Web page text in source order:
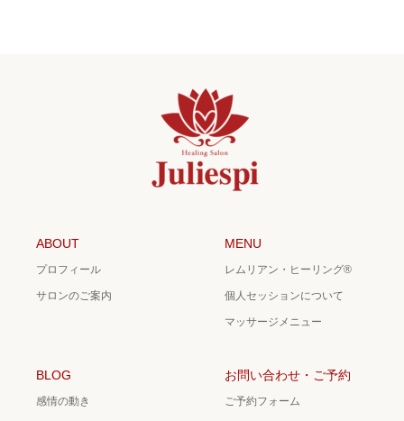
ABOUT
プロフィール
サロンのご案内
MENU
レムリアン・ヒーリング®
個人セッションについて
マッサージメニュー
BLOG
感情の動き
お問い合わせ・ご予約
ご予約フォーム